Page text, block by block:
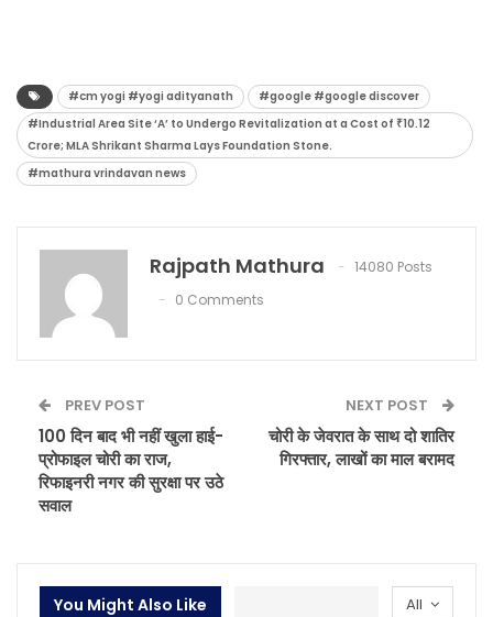
#cm yogi #yogi adityanath
#google #google discover
#Industrial Area Site ‘A’ to Undergo Revitalization at a Cost of ₹10.12
Crore; MLA Shrikant Sharma Lays Foundation Stone.
#mathura vrindavan news
Rajpath Mathura
14080 Posts
0 Comments
PREV POST
100 दिन बाद भी नहीं खुला हाई-
प्रोफाइल चोरी का राज,
रिफाइनरी नगर की सुरक्षा पर उठे
सवाल
NEXT POST
चोरी के जेवरात के साथ दो शातिर
गिरफ्तार, लाखों का माल बरामद
All
You Might Also Like